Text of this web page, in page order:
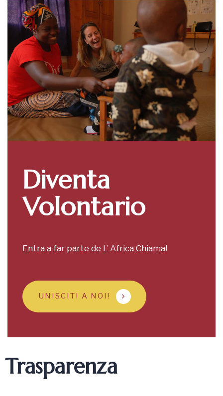
Diventa
Volontario
Entra a far parte de L’ Africa Chiama!
UNISCITI A NOI!
Trasparenza